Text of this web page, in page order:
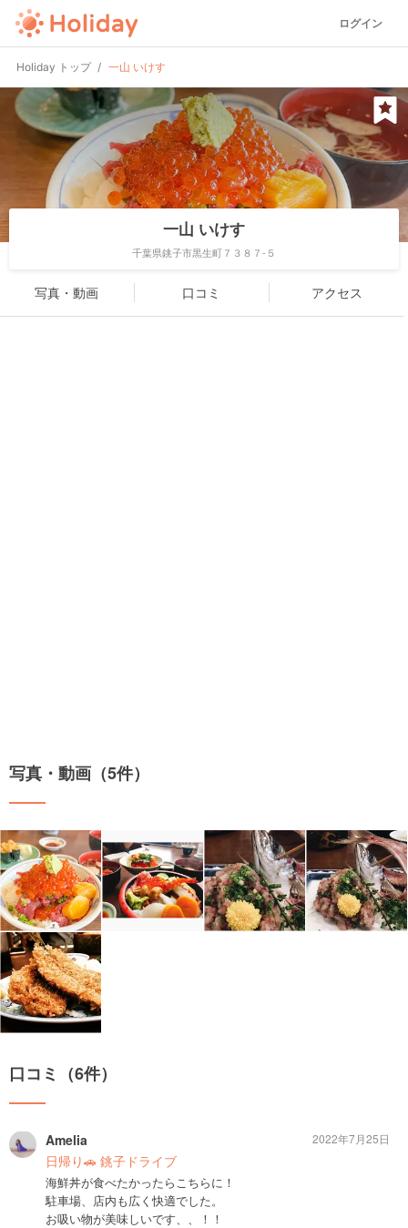
ログイン
Holiday トップ 一山 いけす
一山 いけす
千葉県銚子市黒生町７３８７-５
写真・動画 口コミ アクセス
写真・動画（5件）
口コミ（6件）
Amelia
日帰り🚗 銚子ドライブ
海鮮丼が食べたかったらこちらに！
駐車場、店内も広く快適でした。
お吸い物が美味しいです、、！！
2022年7月25日